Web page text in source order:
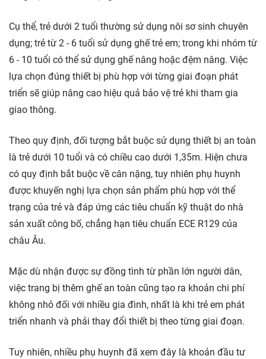
Cụ thể, trẻ dưới 2 tuổi thường sử dụng nôi sơ sinh chuyên
dụng; trẻ từ 2 - 6 tuổi sử dụng ghế trẻ em; trong khi nhóm từ
6 - 10 tuổi có thể sử dụng ghế nâng hoặc đệm nâng. Việc
lựa chọn đúng thiết bị phù hợp với từng giai đoạn phát
triển sẽ giúp nâng cao hiệu quả bảo vệ trẻ khi tham gia
giao thông.
Theo quy định, đối tượng bắt buộc sử dụng thiết bị an toàn
là trẻ dưới 10 tuổi và có chiều cao dưới 1,35m. Hiện chưa
có quy định bắt buộc về cân nặng, tuy nhiên phụ huynh
được khuyến nghị lựa chọn sản phẩm phù hợp với thể
trạng của trẻ và đáp ứng các tiêu chuẩn kỹ thuật do nhà
sản xuất công bố, chẳng hạn tiêu chuẩn ECE R129 của
châu Âu.
Mặc dù nhận được sự đồng tình từ phần lớn người dân,
việc trang bị thêm ghế an toàn cũng tạo ra khoản chi phí
không nhỏ đối với nhiều gia đình, nhất là khi trẻ em phát
triển nhanh và phải thay đổi thiết bị theo từng giai đoạn.
Tuy nhiên, nhiều phụ huynh đã xem đây là khoản đầu tư